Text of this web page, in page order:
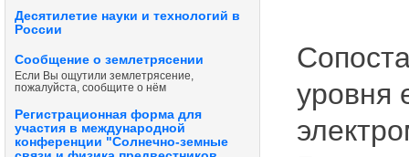
Десятилетие науки и технологий в
России
Сообщение о землетрясении
Если Вы ощутили землетрясение,
пожалуйста, сообщите о нём
Регистрационная форма для
участия в международной
конференции "Солнечно-земные
уровня